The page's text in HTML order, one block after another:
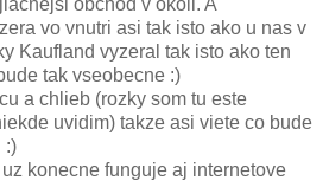
vo vnutri asi tak isto ako u nas v
Kaufland vyzeral tak isto ako ten
tak vseobecne :)
a chlieb (rozky som tu este
uvidim) takze asi viete co bude
:)
konecne funguje aj internetove